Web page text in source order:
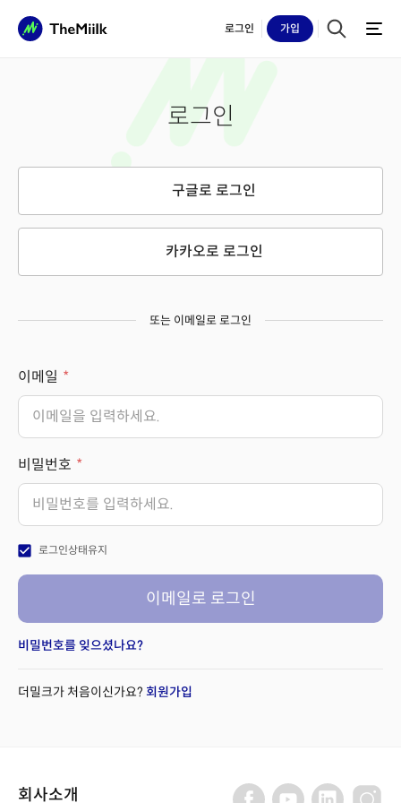
로그인 가입
로그인
구글로 로그인
카카오로 로그인
또는 이메일로 로그인
이메일
비밀번호
check_box 로그인상태유지
이메일로 로그인
비밀번호를 잊으셨나요?
더밀크가 처음이신가요? 회원가입
회사소개